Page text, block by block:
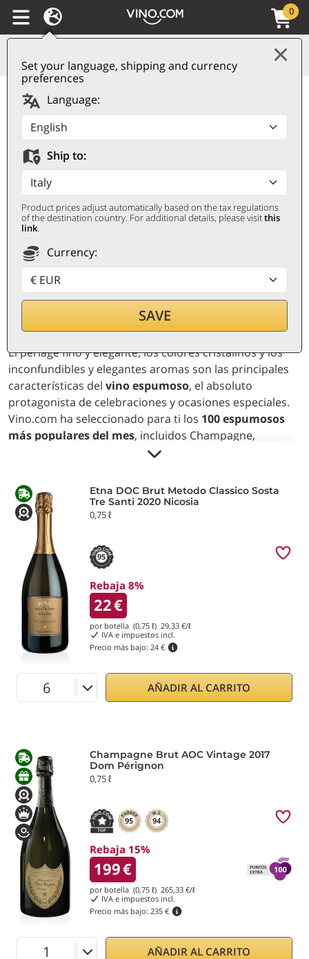
Set your language, shipping and currency
preferences
Language:
Ship to:
Product prices adjust automatically based on the tax regulations
of the destination country. For additional details, please visitthis
link.
Currency:
SAVE
0
TOP 100 ESPUMOSOS
Las 100 burbujas que más te
han gustado
El perlage fino y elegante, los colores cristalinos y los
inconfundibles y elegantes aromas son las principales
características del vino espumoso, el absoluto
protagonista de celebraciones y ocasiones especiales.
Vino.com ha seleccionado para ti los 100 espumosos
más populares del mes, incluidos Champagne,
Crémant, Franciacorta, Trento DOC, Cava, entre otros,
chispeantes.
Etna DOC Brut Metodo Classico Sosta
Tre Santi 2020 Nicosia
0,75 ℓ
95
Rebaja 8%
22€
por botella (0,75 ℓ) 29,33 €/ℓ
IVA e impuestos incl.
Precio más bajo: 24 €
AÑADIR AL CARRITO
Champagne Brut AOC Vintage 2017
Dom Pérignon
0,75 ℓ
95 94
Rebaja 15%
199€
por botella (0,75 ℓ) 265,33 €/ℓ
IVA e impuestos incl.
Precio más bajo: 235 €
AÑADIR AL CARRITO